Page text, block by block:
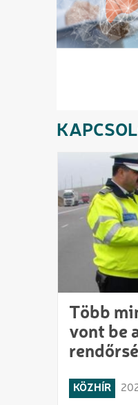
Több
vont be
KÖZHÍR